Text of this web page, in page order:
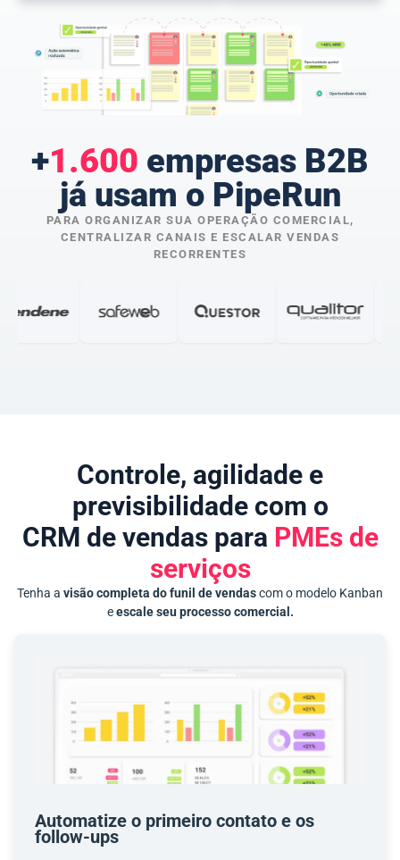
+1.600 empresas B2B
já usam o PipeRun
PARA ORGANIZAR SUA OPERAÇÃO COMERCIAL,
CENTRALIZAR CANAIS E ESCALAR VENDAS
RECORRENTES
Controle, agilidade e
previsibilidade com o
CRM de vendas para PMEs de
serviços
Tenha a visão completa do funil de vendascom o modelo Kanban
eescale seu processo comercial.
Automatize o primeiro contato e os
follow-ups